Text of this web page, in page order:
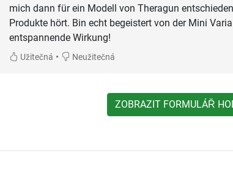
mich dann für ein Modell von Theragun
Produkte hört. Bin echt begeistert von der Mini
entspannende Wirkung!
Užitečná • Neužitečná
ZOBRAZIT FORMULÁŘ